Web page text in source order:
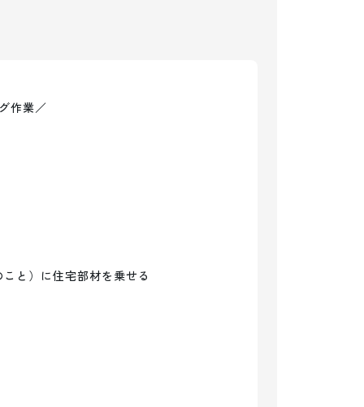
作業／
と）に住宅部材を乗せる